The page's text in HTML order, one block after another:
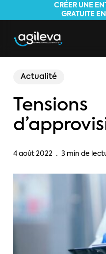
to
content
CRÉER UNE
GRATUITE
Actualité
Tensions
4 août 2022 3 min de